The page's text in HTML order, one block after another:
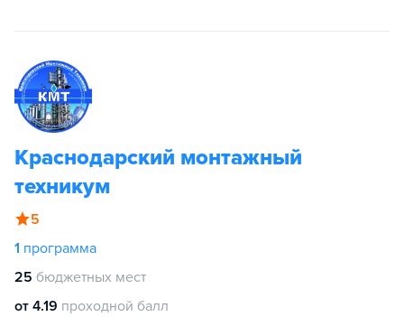
Краснодарский монтажный
техникум
5
1 программа
25 бюджетных мест
от 4.19 проходной балл